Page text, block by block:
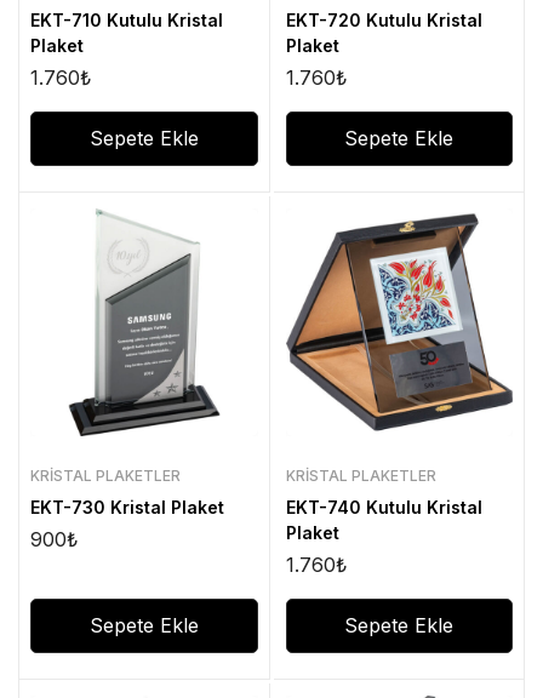
EKT-710 Kutulu Kristal
Plaket
1.760₺
Sepete Ekle
EKT-720 Kutulu Kristal
Plaket
1.760₺
Sepete Ekle
KRISTAL PLAKETLER
EKT-730 Kristal Plaket
900₺
Sepete Ekle
KRISTAL PLAKETLER
EKT-740 Kutulu Kristal
Plaket
1.760₺
Sepete Ekle